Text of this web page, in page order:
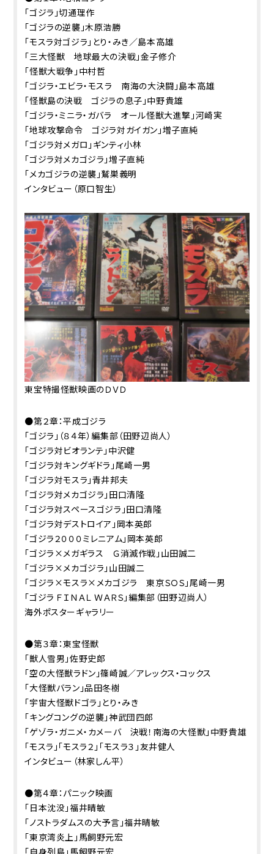
「ゴジラ」切通理作
「ゴジラの逆襲」木原浩勝
「モスラ対ゴジラ」とり・みき／島本高雄
「三大怪獣 地球最大の決戦」金子修介
「怪獣大戦争」中村哲
「ゴジラ・エビラ・モスラ 南海の大決闘」島本高雄
「怪獣島の決戦 ゴジラの息子」中野貴雄
「ゴジラ・ミニラ・ガバラ オール怪獣大進撃」河崎実
「地球攻撃命令 ゴジラ対ガイガン」増子直純
「ゴジラ対メガロ」ギンティ小林
「ゴジラ対メカゴジラ」増子直純
「メカゴジラの逆襲」鷲巣義明
インタビュー（原口智生）
東宝特撮怪獣映画のＤＶＤ
●第２章：平成ゴジラ
「ゴジラ」（８４年）編集部（田野辺尚人）
「ゴジラ対ビオランテ」中沢健
「ゴジラ対キングギドラ」尾崎一男
「ゴジラ対モスラ」青井邦夫
「ゴジラ対メカゴジラ」田口清隆
「ゴジラ対スペースゴジラ」田口清隆
「ゴジラ対デストロイア」岡本英郎
「ゴジラ２０００ミレニアム」岡本英郎
「ゴジラ×メガギラス Ｇ消滅作戦」山田誠二
「ゴジラ×メカゴジラ」山田誠二
「ゴジラ×モスラ×メカゴジラ 東京ＳＯＳ」尾崎一男
「ゴジラ ＦＩＮＡＬ ＷＡＲＳ」編集部（田野辺尚人）
海外ポスターギャラリー
●第３章：東宝怪獣
「獣人雪男」佐野史郎
「空の大怪獣ラドン」篠崎誠／アレックス・コックス
「大怪獣バラン」品田冬樹
「宇宙大怪獣ドゴラ」とり・みき
「キングコングの逆襲」神武団四郎
「ゲゾラ・ガニメ・カメーバ 決戦！南海の大怪獣」中野貴雄
「モスラ」「モスラ２」「モスラ３」友井健人
インタビュー（林家しん平）
●第４章：パニック映画
「日本沈没」福井晴敏
「ノストラダムスの大予言」福井晴敏
「東京湾炎上」馬飼野元宏
「自身列島」馬飼野元宏